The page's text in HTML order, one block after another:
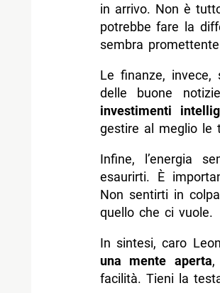
in arrivo. Non è
potrebbe fare la
sembra promettente
Le finanze,
delle buone
investimenti
gestire al meglio le
Infine, l’energia
esaurirti. È
Non sentirti in
quello che ci vuole.
In sintesi, caro
una mente aperta,
facilità. Tieni la